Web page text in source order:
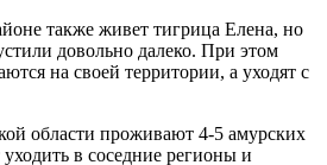
также живет тигрица Елена, но
довольно далеко. При этом
на своей территории, а уходят с
области проживают 4-5 амурских
в соседние регионы и